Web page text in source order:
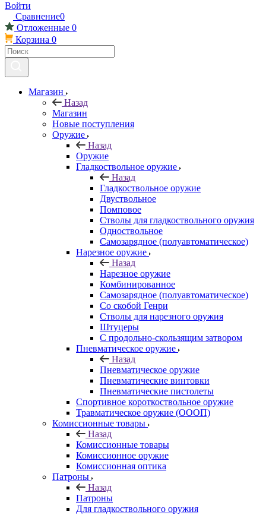
Войти
Сравнение0
Отложенные 0
Корзина 0
Магазин
Назад
Магазин
Новые поступления
Оружие
Назад
Оружие
Гладкоствольное оружие
Назад
Гладкоствольное оружие
Двуствольное
Помповое
Стволы для гладкоствольного оружия
Одноствольное
Самозарядное (полуавтоматическое)
Нарезное оружие
Назад
Нарезное оружие
Комбинированное
Самозарядное (полуавтоматическое)
Со скобой Генри
Стволы для нарезного оружия
Штуцеры
С продольно-скользящим затвором
Пневматическое оружие
Назад
Пневматическое оружие
Пневматические винтовки
Пневматические пистолеты
Спортивное короткоствольное оружие
Травматическое оружие (ОООП)
Комиссионные товары
Назад
Комиссионные товары
Комиссионное оружие
Комиссионная оптика
Патроны
Назад
Патроны
Для гладкоствольного оружия